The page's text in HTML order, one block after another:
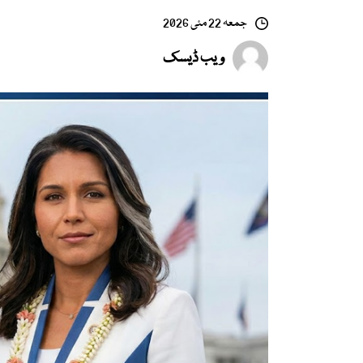
جمعہ 22 مئی 2026
ویب ڈیسک